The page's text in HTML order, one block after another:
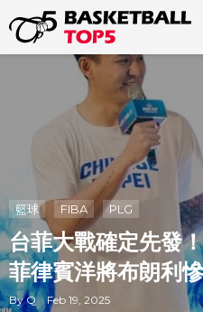
籃球 FIBA PLG
台菲大戰確定先發
菲律賓洋將布朗利
By Q Feb 19, 2025